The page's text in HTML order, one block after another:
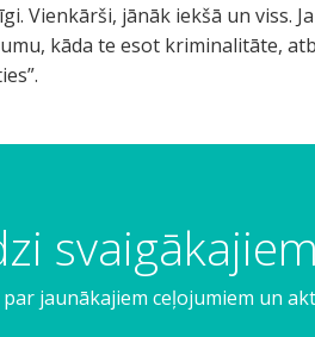
Vienkārši, jānāk iekšā un viss.
kāda te esot kriminalitāte,
par jaunākajiem ceļojumiem un